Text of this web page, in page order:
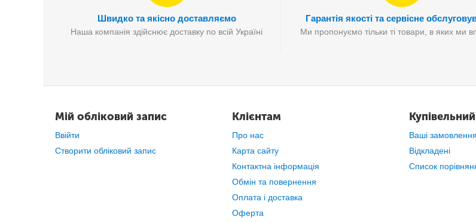
Швидко та якісно доставляємо
Наша компанія здійснює доставку по всій Україні
Гарантія якості та сервісне
Ми пропонуємо тільки ті товари, в яких ми
Мій обліковий запис
Ввійти
Створити обліковий запис
Клієнтам
Про нас
Карта сайту
Контактна інформація
Обмін та повернення
Оплата і доставка
Оферта
Ваші замовлення
Відкладені
Список